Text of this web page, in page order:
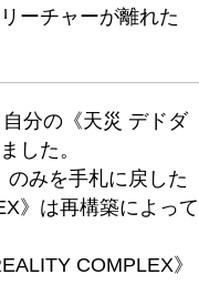
ーチャーが離れた
分の《天災 デドダ
した。
のみを手札に戻した
》は再構築によって
COMPLEX》